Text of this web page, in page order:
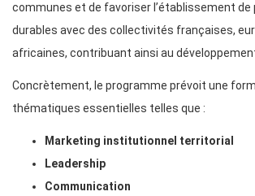
communes et de favoriser l’établissement
durables avec des collectivités françaises,
africaines, contribuant ainsi au
Concrètement, le programme prévoit une
thématiques essentielles telles que :
Marketing institutionnel territorial
Leadership
Communication